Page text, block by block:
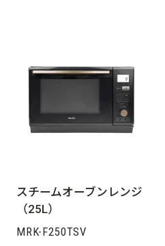
スチームオーブンレンジ
（25L）
MRK-F250TSV